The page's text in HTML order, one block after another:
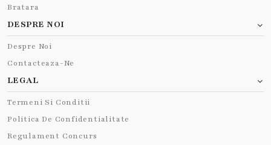
Bratara
DESPRE NOI
Despre Noi
Contacteaza-Ne
LEGAL
Termeni Si Conditii
Politica De Confidentialitate
Regulament Concurs